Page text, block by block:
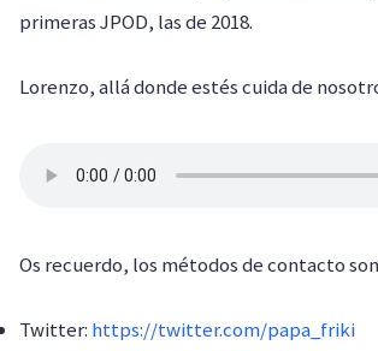
primeras JPOD, las de 2018.
Lorenzo, allá donde estés cuida de
Os recuerdo, los métodos de contacto
Twitter: https://twitter.com/papa_friki